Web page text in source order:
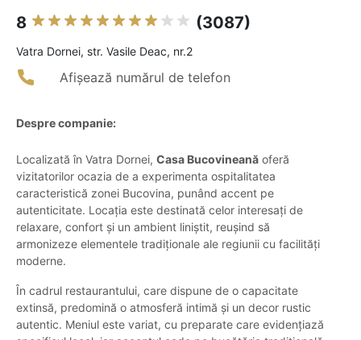
8 (3087)
Vatra Dornei, str. Vasile Deac, nr.2
Afișează numărul de telefon
Despre companie:
Localizată în Vatra Dornei, Casa Bucovineană oferă
vizitatorilor ocazia de a experimenta ospitalitatea
caracteristică zonei Bucovina, punând accent pe
autenticitate. Locația este destinată celor interesați de
relaxare, confort și un ambient liniștit, reușind să
armonizeze elementele tradiționale ale regiunii cu facilități
moderne.
În cadrul restaurantului, care dispune de o capacitate
extinsă, predomină o atmosferă intimă și un decor rustic
autentic. Meniul este variat, cu preparate care evidențiază